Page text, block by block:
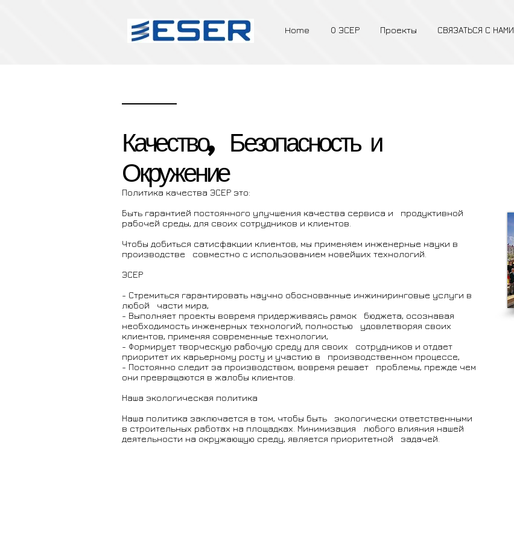
Home О ЭСЕР Проекты СВЯЗАТЬСЯ С НАМИ
Качество, Безопасность и
Окружение
Политика качества ЭСЕР это:
Быть гарантией постоянного улучшения качества сервиса и продуктивной
рабочей среды, для своих сотрудников и клиентов.
Чтобы добиться сатисфакции клиентов, мы применяем инженерные науки в
производстве совместно с использованием новейших технологий.
ЭСЕР
- Стремиться гарантировать научно обоснованные инжиниринговые услуги в
любой части мира,
- Выполняет проекты вовремя придерживаясь рамок бюджета, осознавая
необходимость инженерных технологий, полностью удовлетворяя своих
клиентов, применяя современные технологии,
- Формирует творческую рабочую среду для своих сотрудников и отдает
приоритет их карьерному росту и участию в производственном процессе,
- Постоянно следит за производством, вовремя решает проблемы, прежде чем
они превращаются в жалобы клиентов.
Наша экологическая политика
Наша политика заключается в том, чтобы быть экологически ответственными
в строительных работах на площадках. Минимизация любого влияния нашей
деятельности на окружающую среду, является приоритетной задачей.